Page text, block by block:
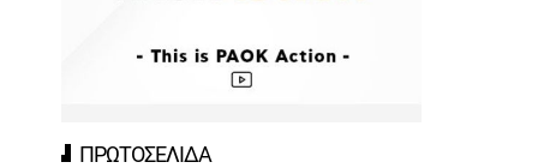
ΠΡΩΤΟΣΕΛΙΔΑ